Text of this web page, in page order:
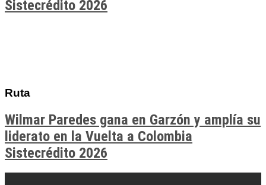
Sistecrédito 2026
Ruta
Wilmar Paredes gana en Garzón y amplía su
liderato en la Vuelta a Colombia
Sistecrédito 2026